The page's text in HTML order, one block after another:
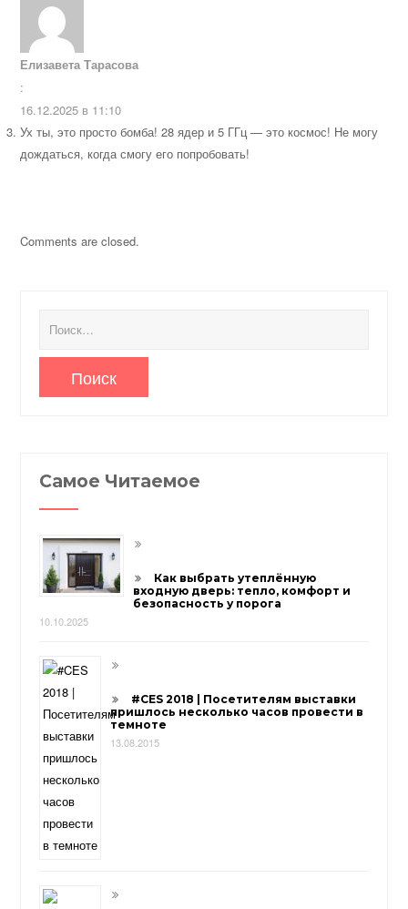
Елизавета Тарасова
:
16.12.2025 в 11:10
Ух ты, это просто бомба! 28 ядер и 5 ГГц — это космос! Не могу
дождаться, когда смогу его попробовать!
Comments are closed.
Самое Читаемое
Как выбрать утеплённую
входную дверь: тепло, комфорт и
безопасность у порога
10.10.2025
#CES 2018 | Посетителям выставки
пришлось несколько часов провести в
темноте
13.08.2015